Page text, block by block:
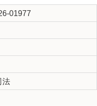
01977
法